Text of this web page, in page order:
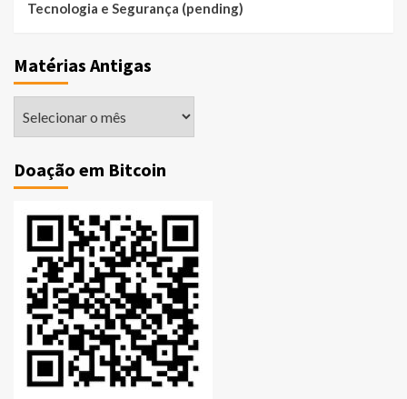
Tecnologia e Segurança (pending)
Matérias Antigas
Doação em Bitcoin